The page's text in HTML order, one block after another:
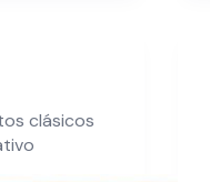
clásicos